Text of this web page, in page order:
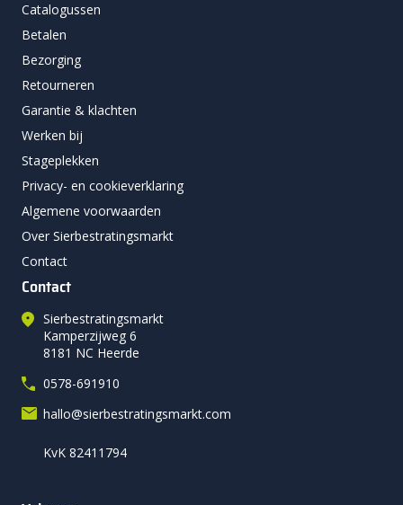
Catalogussen
Betalen
Bezorging
Retourneren
Garantie & klachten
Werken bij
Stageplekken
Privacy- en cookieverklaring
Algemene voorwaarden
Over Sierbestratingsmarkt
Contact
Contact
Sierbestratingsmarkt
Kamperzijweg 6
8181 NC Heerde
0578-691910
hallo@sierbestratingsmarkt.com
KvK 82411794